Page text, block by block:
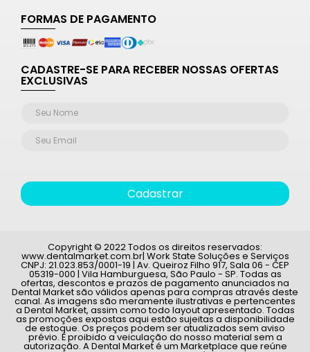
FORMAS DE PAGAMENTO
CADASTRE-SE PARA RECEBER NOSSAS OFERTAS
EXCLUSIVAS
Cadastrar
Copyright © 2022 Todos os direitos reservados:
www.dentalmarket.com.br| Work State Soluções e Serviços
CNPJ: 21.023.853/0001-19 | Av. Queiroz Filho 917, Sala 06 - CEP
05319-000 | Vila Hamburguesa, São Paulo - SP. Todas as
ofertas, descontos e prazos de pagamento anunciados na
Dental Market são válidos apenas para compras através deste
canal. As imagens são meramente ilustrativas e pertencentes
a Dental Market, assim como todo layout apresentado. Todas
as promoções expostas aqui estão sujeitas a disponibilidade
de estoque. Os preços podem ser atualizados sem aviso
prévio. É proibido a veiculação do nosso material sem a
autorização. A Dental Market é um Marketplace que reúne